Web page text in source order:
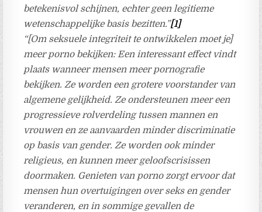
betekenisvol schijnen, echter geen legitieme
wetenschappelijke basis bezitten.”[1]
“[Om seksuele integriteit te ontwikkelen moet je]
meer porno bekijken: Een interessant effect vindt
plaats wanneer mensen meer pornografie
bekijken. Ze worden een grotere voorstander van
algemene gelijkheid. Ze ondersteunen meer een
progressieve rolverdeling tussen mannen en
vrouwen en ze aanvaarden minder discriminatie
op basis van gender. Ze worden ook minder
religieus, en kunnen meer geloofscrisissen
doormaken. Genieten van porno zorgt ervoor dat
mensen hun overtuigingen over seks en gender
veranderen, en in sommige gevallen de